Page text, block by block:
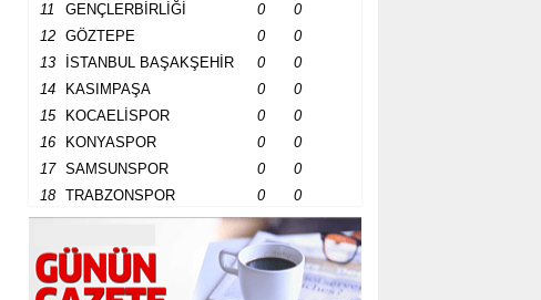
11 GENÇLERBİRLİĞİ 0
0
12
GÖZTEPE 0
0
13
İSTANBUL BAŞAKŞEHİR 0
0
14
KASIMPAŞA 0
0
15
KOCAELİSPOR 0
0
16
KONYASPOR 0
0
17
SAMSUNSPOR 0
0
18
TRABZONSPOR 0 0